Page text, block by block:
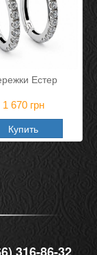
Естер
1 670грн
Купить